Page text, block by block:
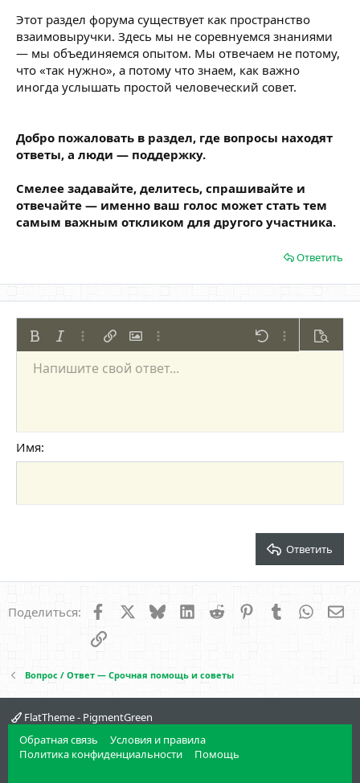
Этот раздел форума существует как пространство
взаимовыручки. Здесь мы не соревнуемся знаниями
— мы объединяемся опытом. Мы отвечаем не потому,
что «так нужно», а потому что знаем, как важно
иногда услышать простой человеческий совет.
Добро пожаловать в раздел, где вопросы находят
ответы, а люди — поддержку.
Смелее задавайте, делитесь, спрашивайте и
отвечайте — именно ваш голос может стать тем
самым важным откликом для другого участника.
Ответить
ЖирныйКурсивДополнительно...
Вставить ссылку
Вставить изображение
Дополнительно... Отменить
Размер шрифта
9
18
Цвет текста
Шрифт Arial
Tahoma
СписокВыравнивание
Формат параграфа
Заголовок 2
Заголовок 3
СмайлыЦитатаМедиаВставить таблицу
Вставить горизонтальную линию
Спойлер
Повторить
Переключить режим работы редактора
Удалить форматирование
ЧерновикиСохранить черновик
Напишите свой ответ...
Имя
Ответить
Поделиться: Facebook BlueskyLinkedIn
Reddit PinterestTumblr
Ссылка
Вопрос / Ответ — Срочная помощь и советы
FlatTheme - PigmentGreen
Обратная связь
Условия и правила
Политика конфиденциальности
Помощь